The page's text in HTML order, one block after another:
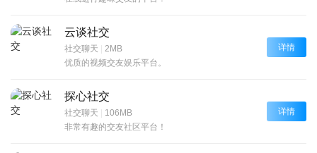
云谈社交
社交聊天 | 2MB
优质的视频交友娱乐平台。
详情
探心社交
社交聊天 | 106MB
非常有趣的交友社区平台！
详情